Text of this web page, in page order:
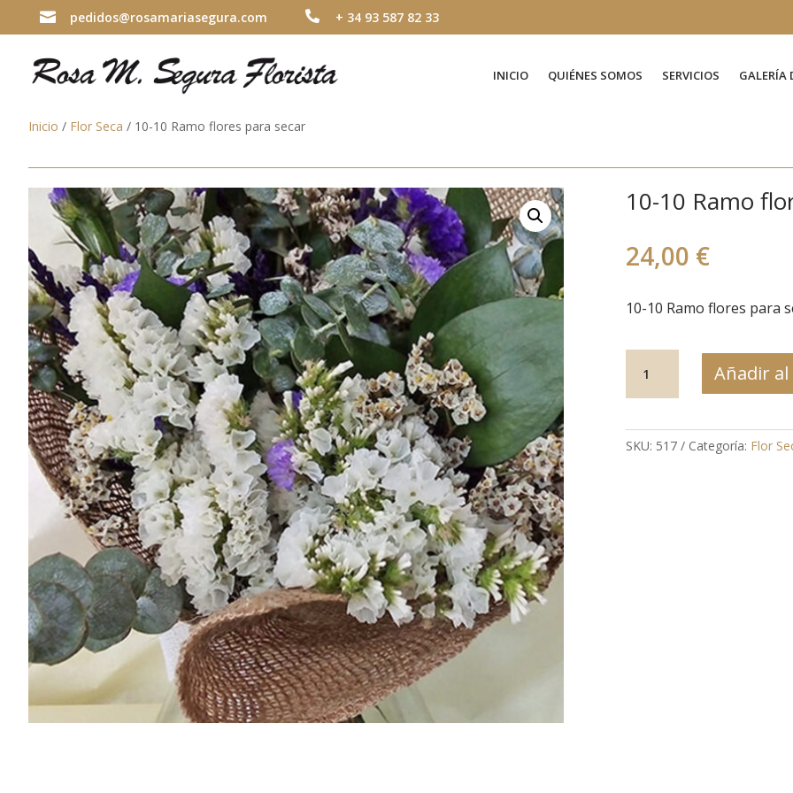
 pedidos@rosamariasegura.com  + 34 93 587 82 33
INICIO QUIÉNES SOMOS SERVICIOS GALERÍA
Inicio / Flor Seca / 10-10 Ramo flores para secar
10-10 Ramo
24,00 €
10-10 Ramo flores para
Ramo
para
Añadir
SKU: 517 Categoría: Flor